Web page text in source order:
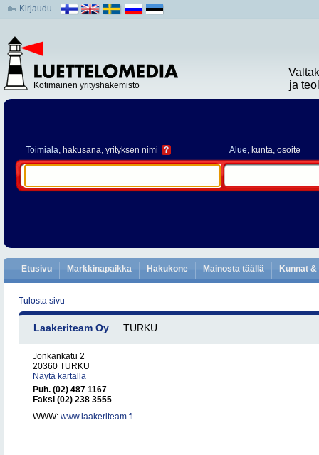
Kirjaudu
Kotimainen yrityshakemisto
ja
Toimiala, hakusana, yrityksen nimi ? Alue, kunta, osoite
Etusivu Markkinapaikka Hakukone Mainosta täällä Kunnat
Tulosta sivu
Laakeriteam Oy TURKU
Jonkankatu 2
20360 TURKU
Näytä kartalla
Puh. (02) 487 1167
Faksi (02) 238 3555
WWW: www.laakeriteam.fi